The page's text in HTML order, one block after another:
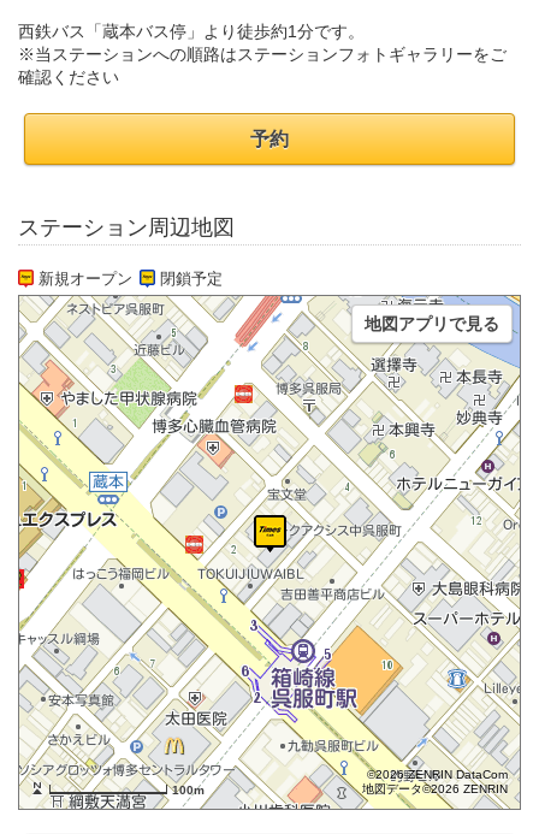
西鉄バス「蔵本バス停」より徒歩約1分です。
※当ステーションへの順路はステーションフォトギャラリーをご
確認ください
予約
ステーション周辺地図
新規オープン 閉鎖予定
100m
©2026 ZENRIN DataCom
地図データ©2026 ZENRIN
地図アプリで見る